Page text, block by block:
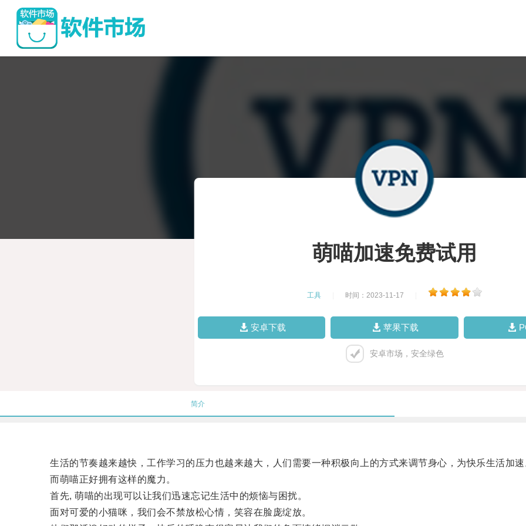
萌喵加速免费试用
工具 时间：2023-11-17
安卓下载 苹果下载
安卓市场，安全绿色
简介
生活的节奏越来越快，工作学习的压力也越来越大，人们需要一种积极向上的方式来调节身心，为快乐生活加速
而萌喵正好拥有这样的魔力。
首先, 萌喵的出现可以让我们迅速忘记生活中的烦恼与困扰。
面对可爱的小猫咪，我们会不禁放松心情，笑容在脸庞绽放。